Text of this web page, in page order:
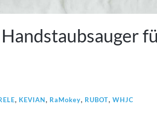
, KEVIAN, RaMokey, RUBOT, WHJC